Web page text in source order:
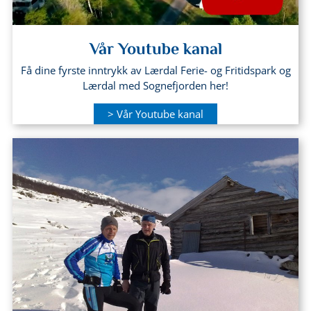
Vår Youtube kanal
Få dine fyrste inntrykk av Lærdal Ferie- og Fritidspark og
Lærdal med Sognefjorden her!
> Vår Youtube kanal